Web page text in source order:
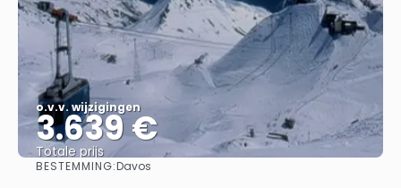
o.v.v. wijzigingen
3.639 €
Totale prijs
BESTEMMING:Davos